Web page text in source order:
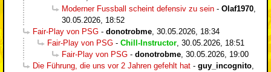
Moderner Fussball scheint defensiv zu sein - Olaf1970,
30.05.2026, 18:52
Fair-Play von PSG - donotrobme, 30.05.2026, 18:34
Fair-Play von PSG - Chill-Instructor, 30.05.2026, 18:51
Fair-Play von PSG - donotrobme, 30.05.2026, 19:00
Die Führung, die uns vor 2 Jahren gefehlt hat - guy_incognito,